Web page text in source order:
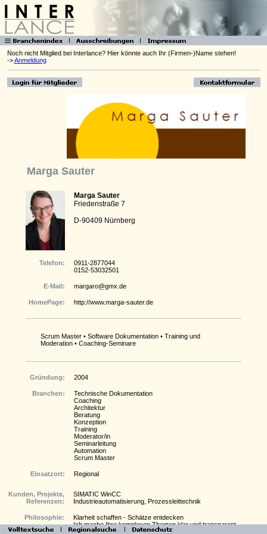
Noch nicht Mitglied bei Interlance? Hier könnte auch Ihr (Firmen-)Name stehen!
->Anmeldung
Marga Sauter
Marga Sauter
Friedenstraße 7
D-90409 Nürnberg
Telefon:
0911-2877044
0152-53032501
E-Mail: margaro@gmx.de
HomePage: http://www.marga-sauter.de
Scrum Master • Software Dokumentation • Training und
Moderation • Coaching-Seminare
Gründung: 2004
Branchen:
Technische Dokumentation
Coaching
Architektur
Beratung
Konzeption
Training
Moderator/in
Seminarleitung
Automation
Scrum Master
Einsatzort: Regional
Kunden, Projekte,
Referenzen:
SIMATIC WinCC
Industrieautomatisierung, Prozessleittechnik
Philosophie:
Klarheit schaffen - Schätze entdecken
Ich mache Ihre komplexen Themen klar und transparent
- in der technischen Dokumentation wie im Business